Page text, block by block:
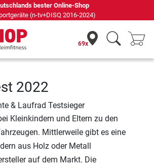
bester Online-Shop
(n-tv+DISQ 2016-2024)
69x
2022
& Laufrad Testsieger
Kleinkindern und Eltern zu den
Mittlerweile gibt es eine
aus Holz oder Metall
auf dem Markt. Die